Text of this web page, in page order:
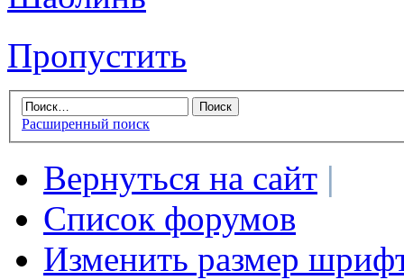
Пропустить
Расширенный поиск
Вернуться на сайт |
Список форумов
Изменить размер